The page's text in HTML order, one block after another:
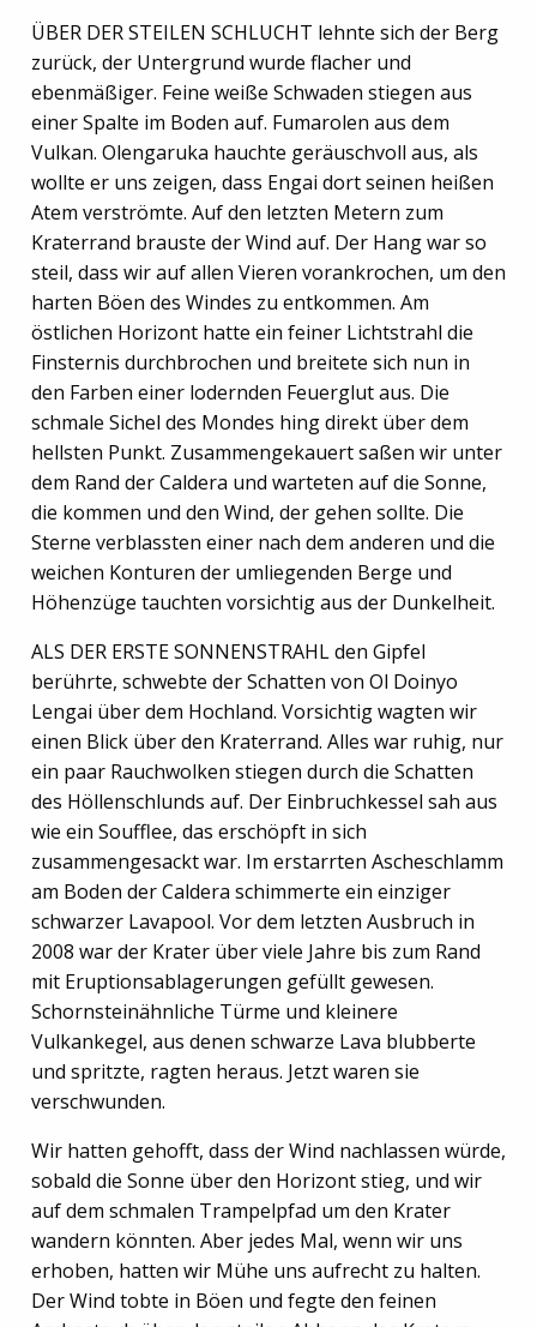
ÜBER DER STEILEN SCHLUCHT lehnte sich der Berg
zurück, der Untergrund wurde flacher und
ebenmäßiger. Feine weiße Schwaden stiegen aus
einer Spalte im Boden auf. Fumarolen aus dem
Vulkan. Olengaruka hauchte geräuschvoll aus, als
wollte er uns zeigen, dass Engai dort seinen heißen
Atem verströmte. Auf den letzten Metern zum
Kraterrand brauste der Wind auf. Der Hang war so
steil, dass wir auf allen Vieren vorankrochen, um den
harten Böen des Windes zu entkommen. Am
östlichen Horizont hatte ein feiner Lichtstrahl die
Finsternis durchbrochen und breitete sich nun in
den Farben einer lodernden Feuerglut aus. Die
schmale Sichel des Mondes hing direkt über dem
hellsten Punkt. Zusammengekauert saßen wir unter
dem Rand der Caldera und warteten auf die Sonne,
die kommen und den Wind, der gehen sollte. Die
Sterne verblassten einer nach dem anderen und die
weichen Konturen der umliegenden Berge und
Höhenzüge tauchten vorsichtig aus der Dunkelheit.
ALS DER ERSTE SONNENSTRAHL den Gipfel
berührte, schwebte der Schatten von Ol Doinyo
Lengai über dem Hochland. Vorsichtig wagten wir
einen Blick über den Kraterrand. Alles war ruhig, nur
ein paar Rauchwolken stiegen durch die Schatten
des Höllenschlunds auf. Der Einbruchkessel sah aus
wie ein Soufflee, das erschöpft in sich
zusammengesackt war. Im erstarrten Ascheschlamm
am Boden der Caldera schimmerte ein einziger
schwarzer Lavapool. Vor dem letzten Ausbruch in
2008 war der Krater über viele Jahre bis zum Rand
mit Eruptionsablagerungen gefüllt gewesen.
Schornsteinähnliche Türme und kleinere
Vulkankegel, aus denen schwarze Lava blubberte
und spritzte, ragten heraus. Jetzt waren sie
verschwunden.
Wir hatten gehofft, dass der Wind nachlassen würde,
sobald die Sonne über den Horizont stieg, und wir
auf dem schmalen Trampelpfad um den Krater
wandern könnten. Aber jedes Mal, wenn wir uns
erhoben, hatten wir Mühe uns aufrecht zu halten.
Der Wind tobte in Böen und fegte den feinen